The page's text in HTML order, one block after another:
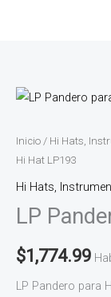
Inicio / Hi Hats,
Hi Hat LP193
Hi Hats,
LP
$1,774.99
LP Pandero para
LP
para
Hi
Hat
LP193
cantidad